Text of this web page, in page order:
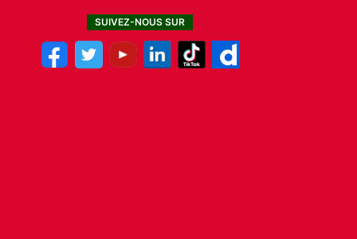
SUIVEZ-NOUS SUR